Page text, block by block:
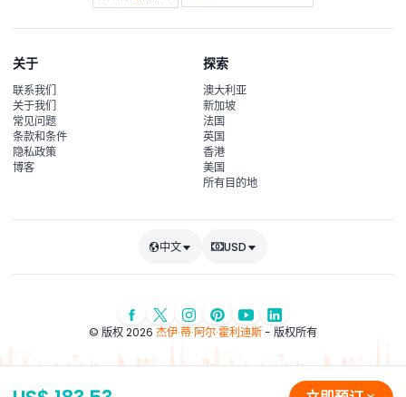
关于
联系我们
关于我们
常见问题
条款和条件
隐私政策
博客
探索
澳大利亚
新加坡
法国
英国
香港
美国
所有目的地
中文 USD
© 版权 2026 杰伊·蒂·阿尔·霍利迪斯- 版权所有